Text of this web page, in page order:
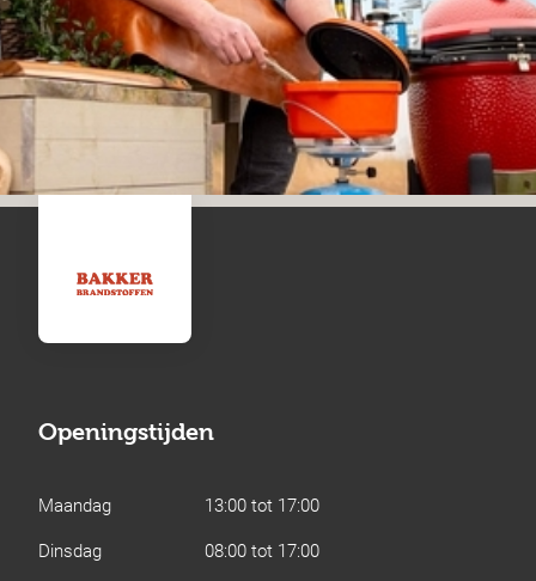
Openingstijden
Maandag
13:00 tot 17:00
Dinsdag
08:00 tot 17:00